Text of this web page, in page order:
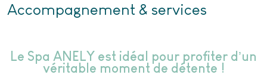
Accompagnement & services
Le Spa ANELY est idéal pour profiter d’un
véritable moment de détente !